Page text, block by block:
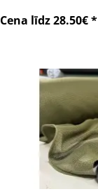
Cena līdz 28.50€ *